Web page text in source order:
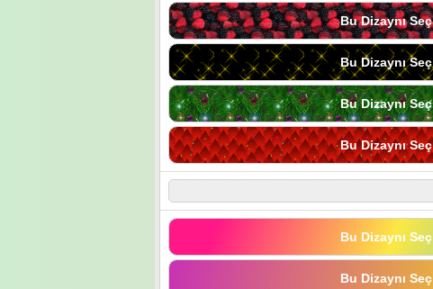
Bu Dizaynı Seç
Bu Dizaynı Seç
Bu Dizaynı Seç
Bu Dizaynı Seç
Bu Dizaynı Seç
Bu Dizaynı Seç